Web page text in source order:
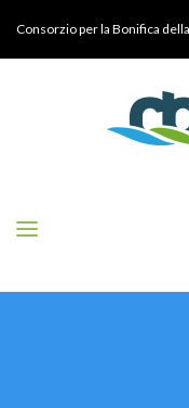
Consorzio per la Bonifica